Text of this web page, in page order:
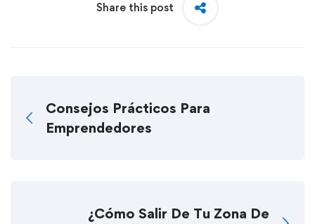
Share this post
Consejos Prácticos Para
Emprendedores
¿Cómo Salir De Tu Zona De